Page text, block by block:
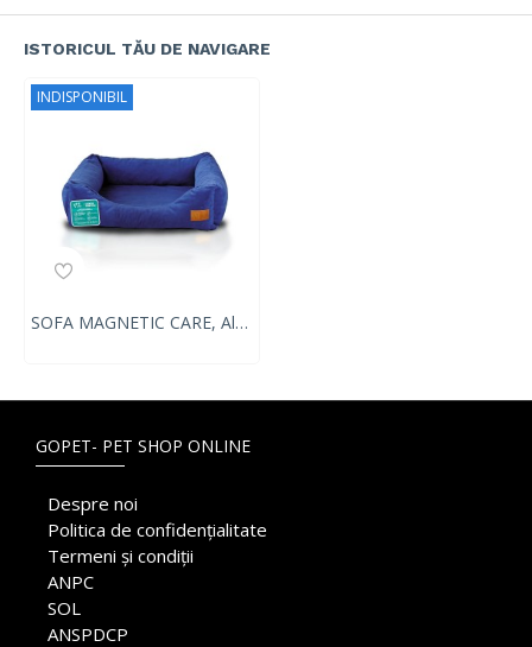
ISTORICUL TĂU DE NAVIGARE
INDISPONIBIL
SOFA MAGNETIC CARE, Albastru Marin, VetExpert, marimea M, 50 x 40 cm
GOPET- PET SHOP ONLINE
Despre noi
Politica de confidențialitate
Termeni și condiții
ANPC
SOL
ANSPDCP